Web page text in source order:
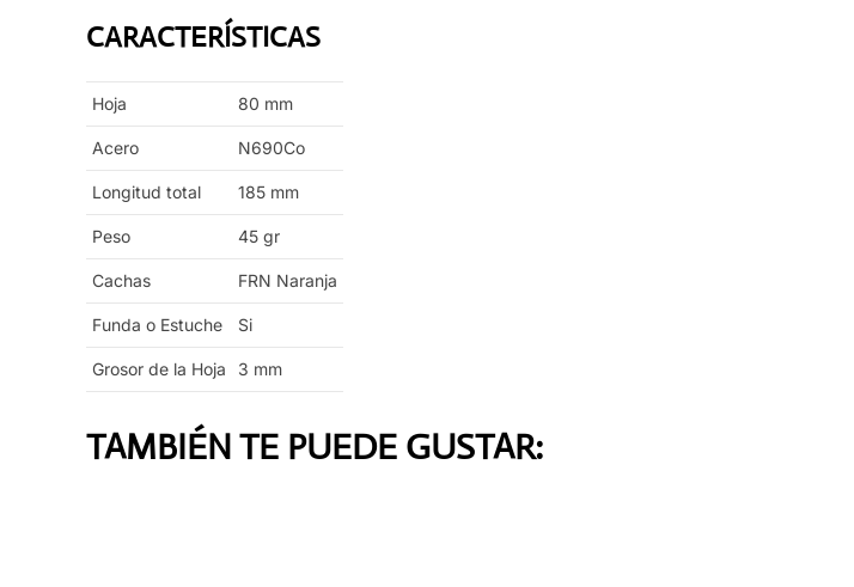
CARACTERÍSTICAS
Hoja 80 mm
Acero N690Co
Longitud total 185 mm
Peso 45 gr
Cachas FRN Naranja
Funda o Estuche Si
Grosor de la Hoja 3 mm
TAMBIÉN TE PUEDE GUSTAR: